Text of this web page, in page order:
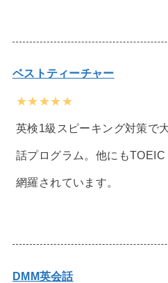
ベストティーチャー
★★★★★
英検1級スピーキング対策で
話プログラム。他にも
網羅されています。
DMM英会話